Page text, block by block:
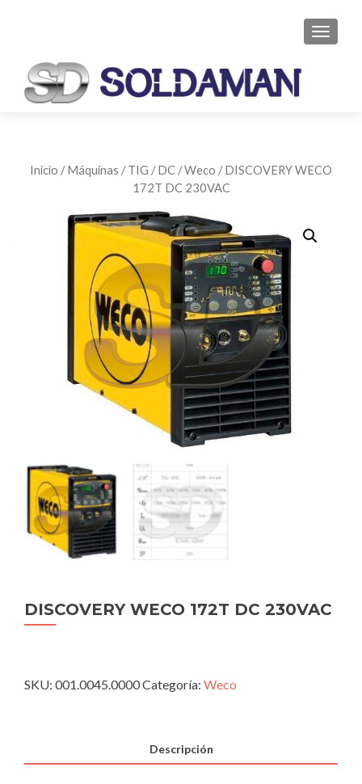
Inicio /Máquinas /TIG /DC /Weco / DISCOVERY WECO
172T DC 230VAC
DISCOVERY WECO 172T DC 230VAC
SKU: 001.0045.0000Categoría: Weco
Descripción